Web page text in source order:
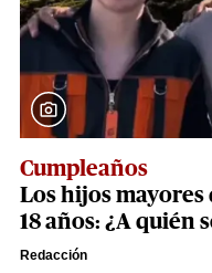
Cumpleaños
Los hijos
18 años: ¿A quién
Redacción